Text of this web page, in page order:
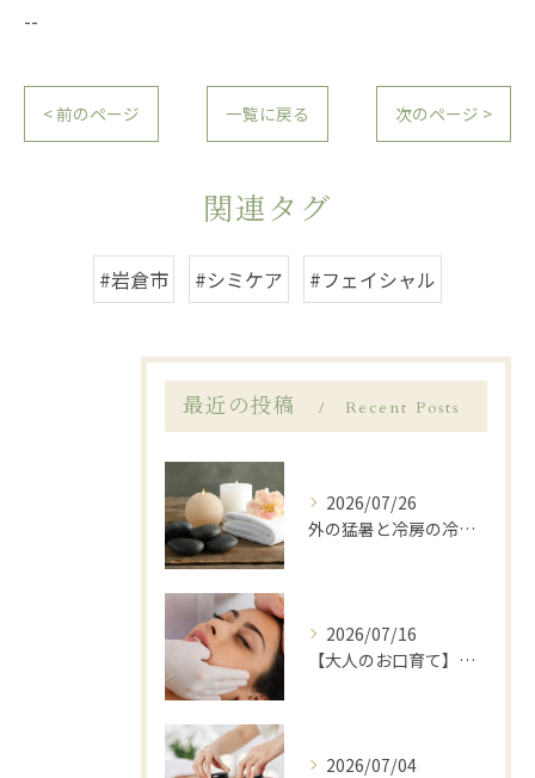
--
< 前のページ 一覧に戻る 次のページ >
関連タグ
#岩倉市 #シミケア #フェイシャル
最近の投稿 Recent Posts
2026/07/26
外の猛暑と冷房の冷えに…夏の「寒暖差疲労」を温活ケアでリセット🌿岩倉市LANA
2026/07/16
【大人のお口育て】「顔が大きくなった？」と感じたら始めたい、岩倉市歯科衛生士による口元ゆるめケア
2026/07/04